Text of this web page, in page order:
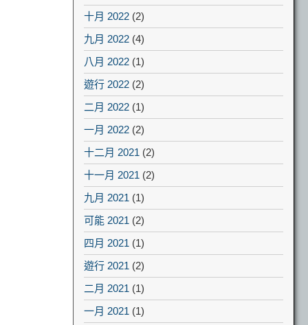
十月 2022 (2)
九月 2022 (4)
八月 2022 (1)
遊行 2022 (2)
二月 2022 (1)
一月 2022 (2)
十二月 2021 (2)
十一月 2021 (2)
九月 2021 (1)
可能 2021 (2)
四月 2021 (1)
遊行 2021 (2)
二月 2021 (1)
一月 2021 (1)